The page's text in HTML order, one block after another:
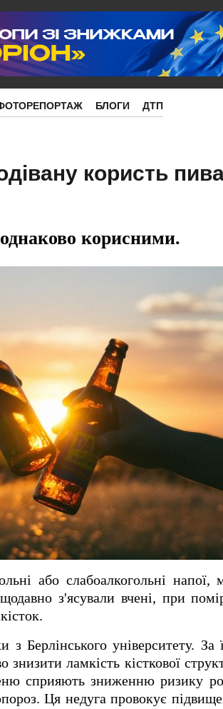
БЛОГИ ДТП
користь
корисними.
або слабоалкогольні напої,
з'ясували вчені, при
з Берлінського університету.
знизити ламкість кісткової
сприяють зниженню ризику
Ця недуга провокує